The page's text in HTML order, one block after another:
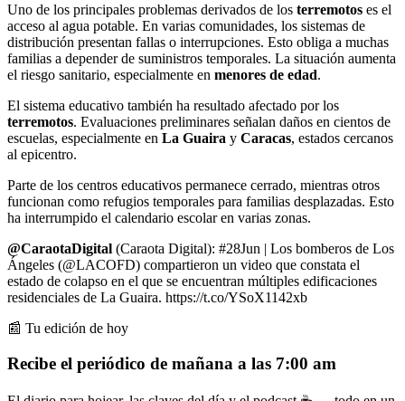
Uno de los principales problemas derivados de los terremotos es el
acceso al agua potable. En varias comunidades, los sistemas de
distribución presentan fallas o interrupciones. Esto obliga a muchas
familias a depender de suministros temporales. La situación aumenta
el riesgo sanitario, especialmente en menores de edad.
El sistema educativo también ha resultado afectado por los
terremotos. Evaluaciones preliminares señalan daños en cientos de
escuelas, especialmente en La Guaira y Caracas, estados cercanos
al epicentro.
Parte de los centros educativos permanece cerrado, mientras otros
funcionan como refugios temporales para familias desplazadas. Esto
ha interrumpido el calendario escolar en varias zonas.
@CaraotaDigital (Caraota Digital): #28Jun | Los bomberos de Los
Ángeles (@LACOFD) compartieron un video que constata el
estado de colapso en el que se encuentran múltiples edificaciones
residenciales de La Guaira. https://t.co/YSoX1142xb
📰 Tu edición de hoy
Recibe el periódico de mañana a las 7:00 am